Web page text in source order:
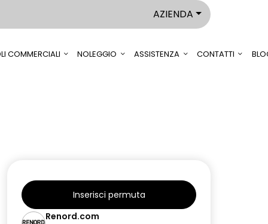
AZIENDA
COMMERCIALI NOLEGGIO ASSISTENZA CONTATTI
Inserisci permuta
Renord.com